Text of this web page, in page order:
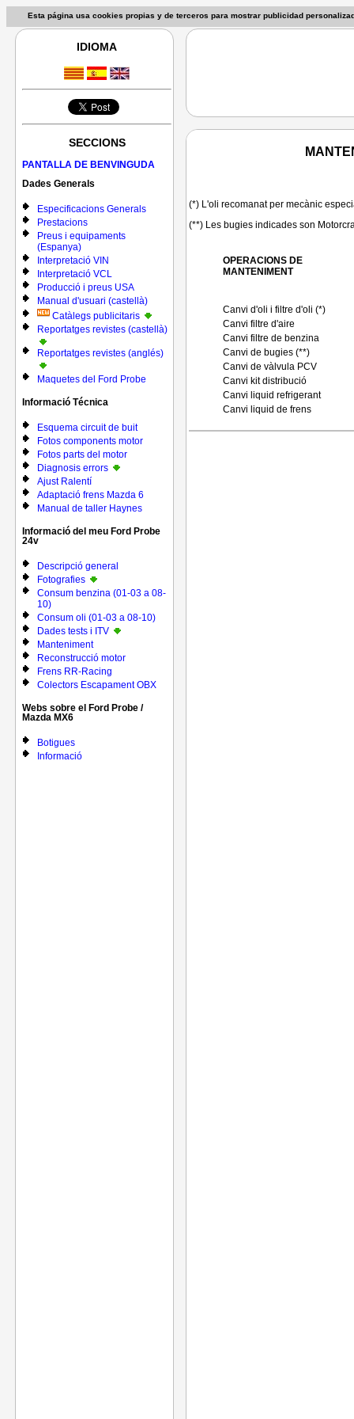
Esta página usa cookies propias y de terceros para mostrar publicidad
IDIOMA
SECCIONS
PANTALLA DE BENVINGUDA
Dades Generals
Especificacions Generals
Prestacions
Preus i equipaments
(Espanya)
Interpretació VIN
Interpretació VCL
Producció i preus USA
Manual d'usuari (castellà)
Catàlegs publicitaris
Reportatges revistes (castellà)
Reportatges revistes (anglés)
Maquetes del Ford Probe
Informació Técnica
Esquema circuit de buit
Fotos components motor
Fotos parts del motor
Diagnosis errors
Ajust Ralentí
Adaptació frens Mazda 6
Manual de taller Haynes
Informació del meu Ford Probe
24v
Descripció general
Fotografies
Consum benzina (01-03 a 08-
10)
Consum oli (01-03 a 08-10)
Dades tests i ITV
Manteniment
Reconstrucció motor
Frens RR-Racing
Colectors Escapament OBX
Webs sobre el Ford Probe /
Mazda MX6
Botigues
Informació
(*) L'oli recomanat per mecànic
(**) Les bugies indicades son
OPERACIONS DE
MANTENIMENT
Canvi d'oli i filtre d'oli (*)
Canvi filtre d'aire
Canvi filtre de benzina
Canvi de bugies (**)
Canvi de vàlvula PCV
Canvi kit distribució
Canvi liquid refrigerant
Canvi liquid de frens